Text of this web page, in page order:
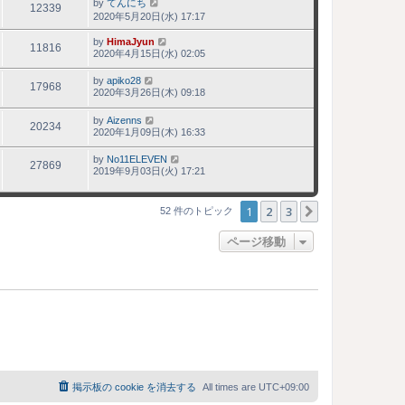
12339 by てんにち
2020年5月20日(水) 17:17
11816 by HimaJyun
2020年4月15日(水) 02:05
17968 by apiko28
2020年3月26日(木) 09:18
20234 by Aizenns
2020年1月09日(木) 16:33
27869 by No11ELEVEN
2019年9月03日(火) 17:21
52 件のトピック 1 2 3
ページ移動
All times are UTC+09:00
掲示板の cookie を消去する